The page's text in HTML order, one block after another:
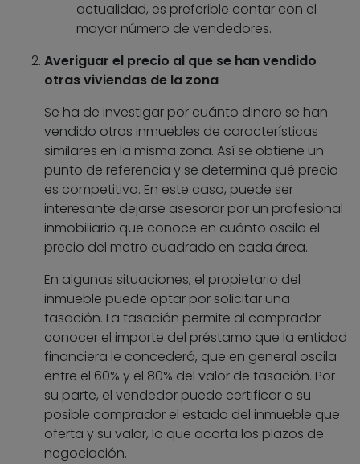
actualidad, es preferible contar con el
mayor número de vendedores.
Averiguar el precio al que se han vendido
otras viviendas de la zona
Se ha de investigar por cuánto dinero se han
vendido otros inmuebles de características
similares en la misma zona. Así se obtiene un
punto de referencia y se determina qué precio
es competitivo. En este caso, puede ser
interesante dejarse asesorar por un profesional
inmobiliario que conoce en cuánto oscila el
precio del metro cuadrado en cada área.
En algunas situaciones, el propietario del
inmueble puede optar por solicitar una
tasación. La tasación permite al comprador
conocer el importe del préstamo que la entidad
financiera le concederá, que en general oscila
entre el 60% y el 80% del valor de tasación. Por
su parte, el vendedor puede certificar a su
posible comprador el estado del inmueble que
oferta y su valor, lo que acorta los plazos de
negociación.